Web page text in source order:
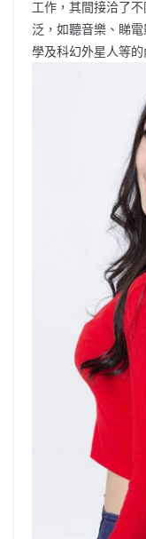
工作，其間接洽了
泛，如聽音樂、睇
學及科幻外星人等的